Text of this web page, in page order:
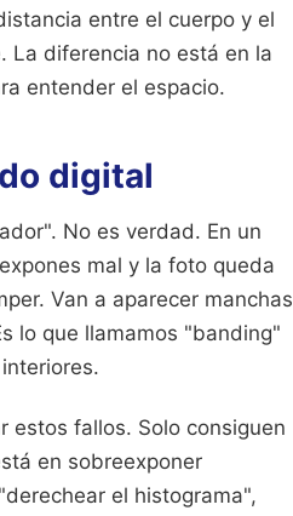
entre el cuerpo y el
La diferencia no está en la
entender el espacio.
digital
No es verdad. En un
mal y la foto queda
Van a aparecer manchas
lo que llamamos "banding"
estos fallos. Solo consiguen
en sobreexponer
el histograma",